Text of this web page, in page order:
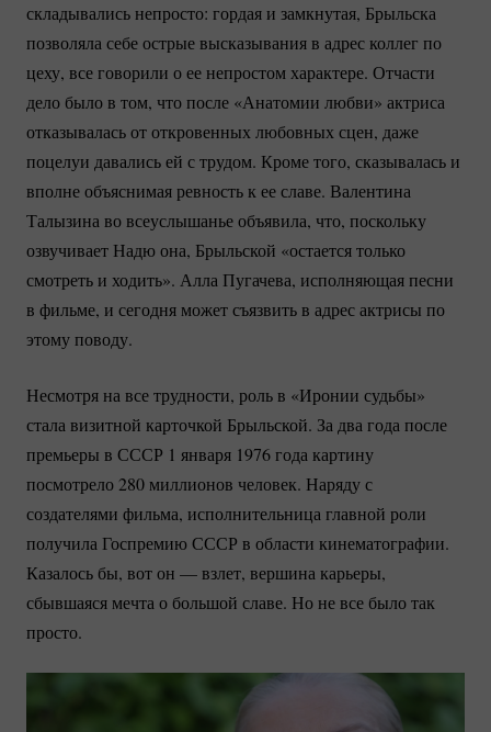
складывались непросто: гордая и замкнутая, Брыльска
позволяла себе острые высказывания в адрес коллег по
цеху, все говорили о ее непростом характере. Отчасти
дело было в том, что после «Анатомии любви» актриса
отказывалась от откровенных любовных сцен, даже
поцелуи давались ей с трудом. Кроме того, сказывалась и
вполне объяснимая ревность к ее славе. Валентина
Талызина во всеуслышанье объявила, что, поскольку
озвучивает Надю она, Брыльской «остается только
смотреть и ходить». Алла Пугачева, исполняющая песни
в фильме, и сегодня может съязвить в адрес актрисы по
этому поводу.
Несмотря на все трудности, роль в «Иронии судьбы»
стала визитной карточкой Брыльской. За два года после
премьеры в СССР 1 января 1976 года картину
посмотрело 280 миллионов человек. Наряду с
создателями фильма, исполнительница главной роли
получила Госпремию СССР в области кинематографии.
Казалось бы, вот он — взлет, вершина карьеры,
сбывшаяся мечта о большой славе. Но не все было так
просто.